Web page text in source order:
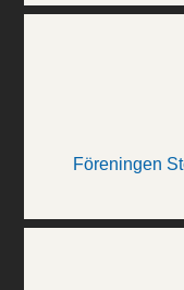
Föreningen